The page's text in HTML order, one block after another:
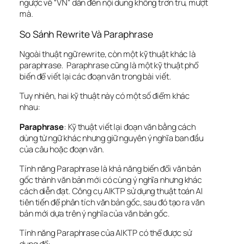
ngược về “VN” dẫn đến nội dung không trơn tru, mượt
mà.
So Sánh Rewrite Và Paraphrase
Ngoài thuật ngữ rewrite, còn một kỹ thuật khác là
paraphrase. Paraphrase cũng là một kỹ thuật phổ
biến để viết lại các đoạn văn trong bài viết.
Tuy nhiên, hai kỹ thuật này có một số điểm khác
nhau:
Paraphrase: Kỹ thuật viết lại đoạn văn bằng cách
dùng từ ngữ khác nhưng giữ nguyên ý nghĩa ban đầu
của câu hoặc đoạn văn.
Tính năng Paraphrase là khả năng biến đổi văn bản
gốc thành văn bản mới có cùng ý nghĩa nhưng khác
cách diễn đạt. Công cụ AIKTP sử dụng thuật toán AI
tiên tiến để phân tích văn bản gốc, sau đó tạo ra văn
bản mới dựa trên ý nghĩa của văn bản gốc.
Tính năng Paraphrase của AIKTP có thể được sử